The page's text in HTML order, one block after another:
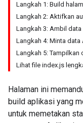
Langkah 1: Build
Langkah 2: Aktifkan
Langkah 3: Ambil
Langkah 4: Minta
Langkah 5: Tampilkan
Lihat file index.js
Halaman ini
build aplikasi yang
untuk memetakan